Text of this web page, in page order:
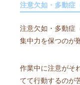
注意欠如・多動症
注意欠如・多動症
集中力を保つのが
作業中に注意がそ
てて行動するのが